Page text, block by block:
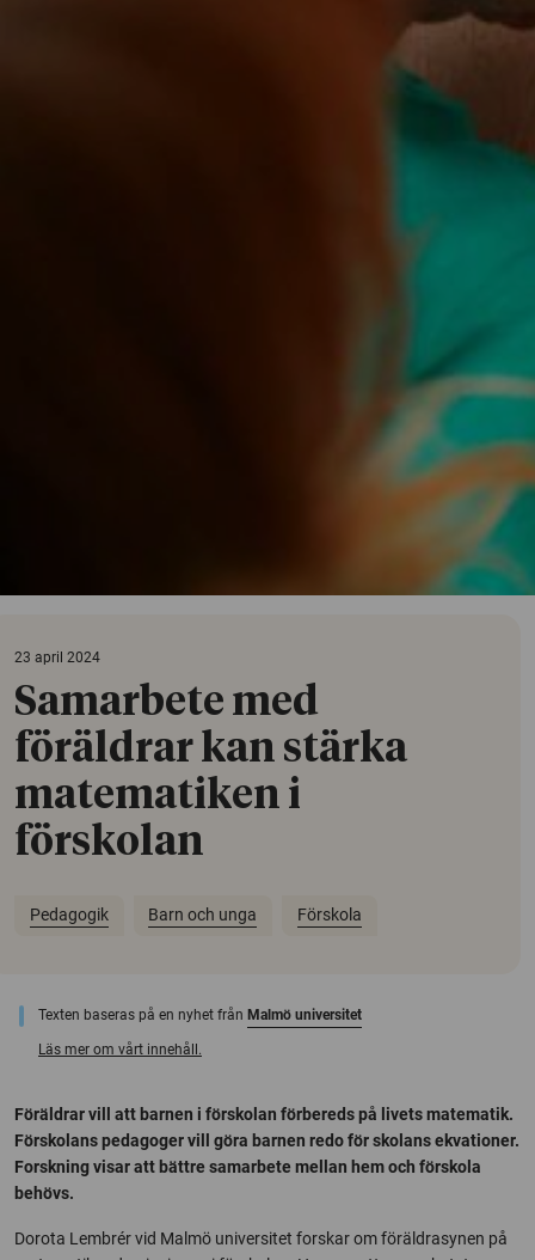
23 april 2024
Samarbete med
föräldrar kan stärka
matematiken i
förskolan
Pedagogik Barn och unga Förskola
Texten baseras på en nyhet från Malmö universitet
Läs mer om vårt innehåll.
Föräldrar vill att barnen i förskolan förbereds på livets matematik.
Förskolans pedagoger vill göra barnen redo för skolans ekvationer.
Forskning visar att bättre samarbete mellan hem och förskola
behövs.
Dorota Lembrér vid Malmö universitet forskar om föräldrasynen på